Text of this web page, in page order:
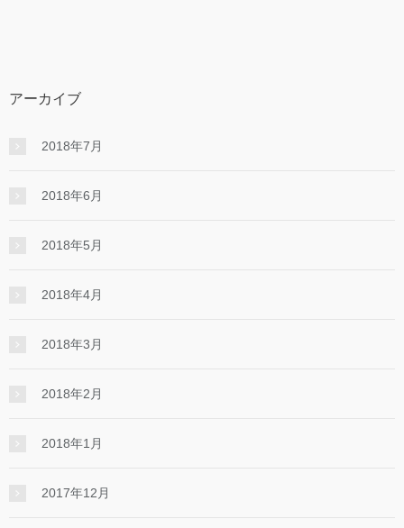
アーカイブ
2018年7月
2018年6月
2018年5月
2018年4月
2018年3月
2018年2月
2018年1月
2017年12月